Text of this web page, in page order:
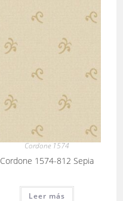
Cordone 1574
Cordone 1574-812 Sepia
Leer más